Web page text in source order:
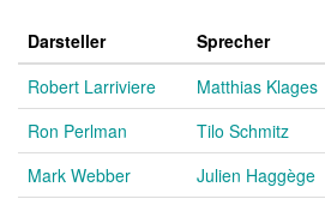
Darsteller Sprecher
Robert Larriviere
Matthias Klages
Ron Perlman
Tilo Schmitz
Mark Webber
Julien Haggège